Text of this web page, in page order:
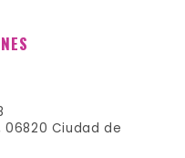
06820 Ciudad de